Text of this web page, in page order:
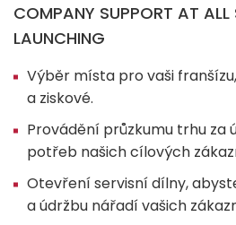
COMPANY SUPPORT AT ALL
LAUNCHING
Výběr místa pro vaši
a ziskové.
Provádění průzkumu trhu za
potřeb našich cílových
Otevření servisní dílny,
a údržbu nářadí vašich